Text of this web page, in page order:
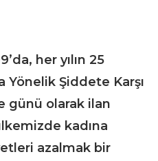
her yılın 25
Yönelik Şiddete Karşı
günü olarak ilan
kadına
azalmak bir